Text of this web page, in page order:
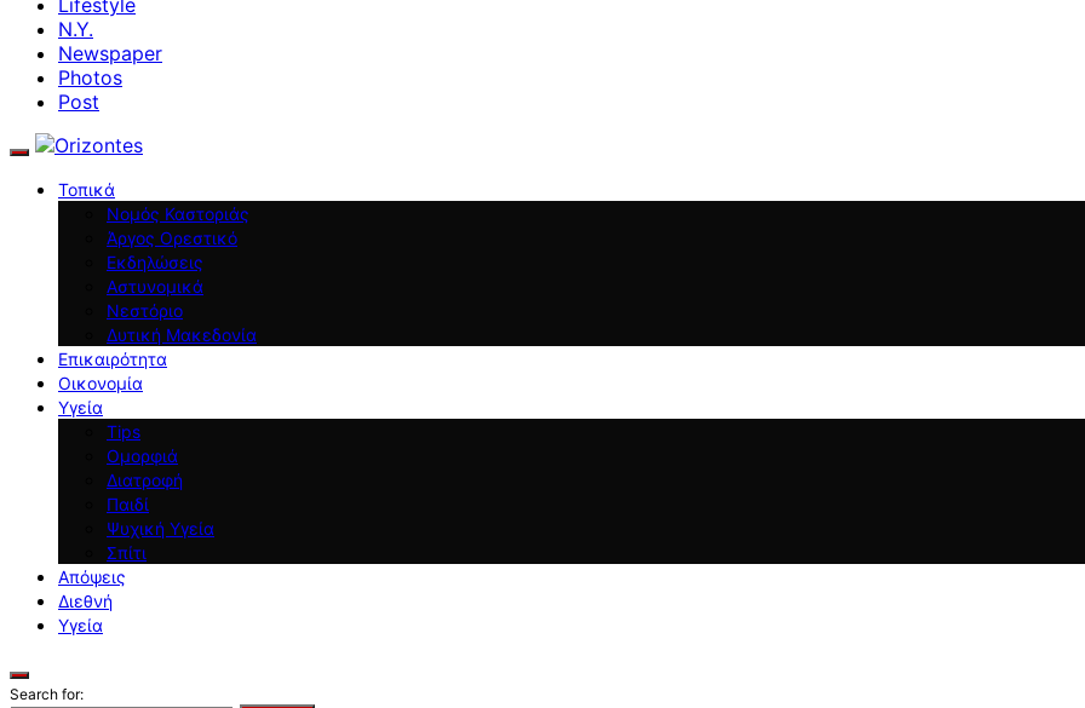
Lifestyle
N.Y.
Newspaper
Photos
Post
Τοπικά
Νομός Καστοριάς
Άργος Ορεστικό
Εκδηλώσεις
Αστυνομικά
Νεστόριο
Δυτική Μακεδονία
Επικαιρότητα
Οικονομία
Υγεία
Tips
Ομορφιά
Διατροφή
Παιδί
Ψυχική Υγεία
Σπίτι
Απόψεις
Διεθνή
Υγεία
Search for: